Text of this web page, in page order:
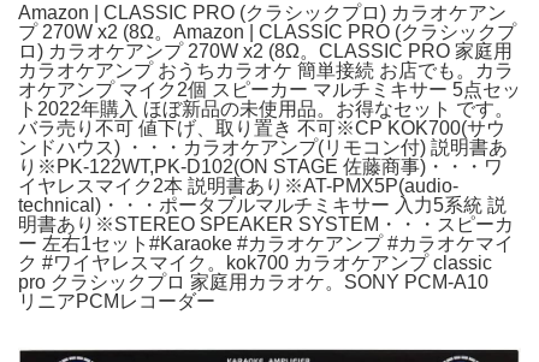
Amazon | CLASSIC PRO (クラシックプロ) カラオケアン
プ 270W x2 (8Ω。Amazon | CLASSIC PRO (クラシックプ
ロ) カラオケアンプ 270W x2 (8Ω。CLASSIC PRO 家庭用
カラオケアンプ おうちカラオケ 簡単接続 お店でも。カラ
オケアンプ マイク2個 スピーカー マルチミキサー 5点セッ
ト2022年購入 ほぼ新品の未使用品。お得なセット です。
バラ売り不可 値下げ、取り置き 不可※CP KOK700(サウ
ンドハウス) ・・・カラオケアンプ(リモコン付) 説明書あ
り※PK-122WT,PK-D102(ON STAGE 佐藤商事)・・・ワ
イヤレスマイク2本 説明書あり※AT-PMX5P(audio-
technical)・・・ポータブルマルチミキサー 入力5系統 説
明書あり※STEREO SPEAKER SYSTEM・・・スピーカ
ー 左右1セット#Karaoke #カラオケアンプ #カラオケマイ
ク #ワイヤレスマイク。kok700 カラオケアンプ classic
pro クラシックプロ 家庭用カラオケ。SONY PCM-A10
リニアPCMレコーダー